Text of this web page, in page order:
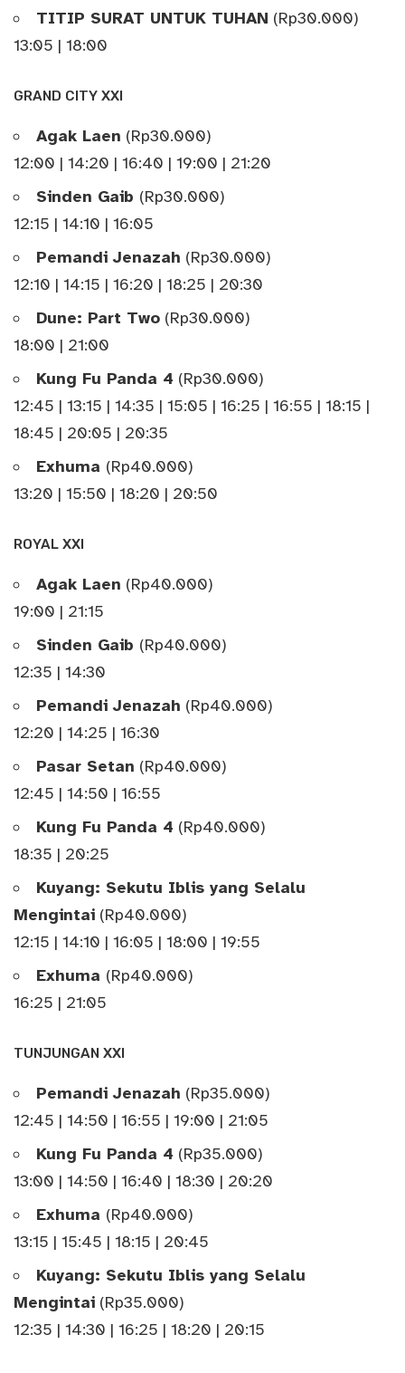
TITIP SURAT UNTUK TUHAN (Rp30.000)
13:05 | 18:00
GRAND CITY XXI
Agak Laen (Rp30.000)
12:00 | 14:20 | 16:40 | 19:00 | 21:20
Sinden Gaib (Rp30.000)
12:15 | 14:10 | 16:05
Pemandi Jenazah (Rp30.000)
12:10 | 14:15 | 16:20 | 18:25 | 20:30
Dune: Part Two (Rp30.000)
18:00 | 21:00
Kung Fu Panda 4 (Rp30.000)
12:45 | 13:15 | 14:35 | 15:05 | 16:25 | 16:55 | 18:15 |
18:45 | 20:05 | 20:35
Exhuma (Rp40.000)
13:20 | 15:50 | 18:20 | 20:50
ROYAL XXI
Agak Laen (Rp40.000)
19:00 | 21:15
Sinden Gaib (Rp40.000)
12:35 | 14:30
Pemandi Jenazah (Rp40.000)
12:20 | 14:25 | 16:30
Pasar Setan (Rp40.000)
12:45 | 14:50 | 16:55
Kung Fu Panda 4 (Rp40.000)
18:35 | 20:25
Kuyang: Sekutu Iblis yang Selalu
Mengintai (Rp40.000)
12:15 | 14:10 | 16:05 | 18:00 | 19:55
Exhuma (Rp40.000)
16:25 | 21:05
TUNJUNGAN XXI
Pemandi Jenazah (Rp35.000)
12:45 | 14:50 | 16:55 | 19:00 | 21:05
Kung Fu Panda 4 (Rp35.000)
13:00 | 14:50 | 16:40 | 18:30 | 20:20
Exhuma (Rp40.000)
13:15 | 15:45 | 18:15 | 20:45
Kuyang: Sekutu Iblis yang Selalu
Mengintai (Rp35.000)
12:35 | 14:30 | 16:25 | 18:20 | 20:15